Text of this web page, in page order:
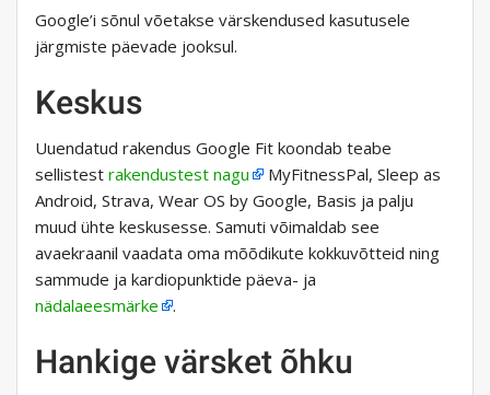
Google’i sõnul võetakse värskendused kasutusele
järgmiste päevade jooksul.
Keskus
Uuendatud rakendus Google Fit koondab teabe
sellistest rakendustest nagu
MyFitnessPal, Sleep as
Android, Strava, Wear OS by Google, Basis ja palju
muud ühte keskusesse. Samuti võimaldab see
avaekraanil vaadata oma mõõdikute kokkuvõtteid ning
sammude ja kardiopunktide päeva- ja
nädalaeesmärke
.
Hankige värsket õhku